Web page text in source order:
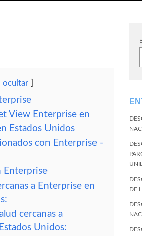
ocultar
View Enterprise en
Estados Unidos
con Enterprise -
Enterprise
a Enterprise en
cercanas a
Unidos:
DE